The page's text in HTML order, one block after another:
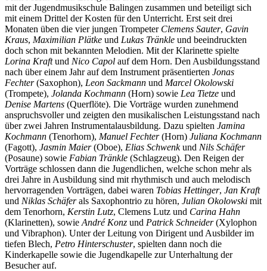
mit der Jugendmusikschule Balingen zusammen und beteiligt sich
mit einem Drittel der Kosten für den Unterricht. Erst seit drei
Monaten üben die vier jungen TrompeterClemens Sauter, Gavin
Kraus, Maximilian Plätke und Lukas Tränkle und beeindruckten
doch schon mit bekannten Melodien. Mit der Klarinette spielte
Lorina Kraftund Nico Capol auf dem Horn. Den Ausbildungsstand
nach über einem Jahr auf dem Instrument präsentierten Jonas
Fechter(Saxophon), Leon Sackmann und Marcel Okolowski
(Trompete), Jolanda Kochmann (Horn) sowie Lea Tietze und
Denise Martens (Querflöte). Die Vorträge wurden zunehmend
anspruchsvoller und zeigten den musikalischen Leistungsstand nach
über zwei Jahren Instrumentalausbildung. Dazu spielten Jamina
Kochmann (Tenorhorn), Manuel Fechter(Horn) Juliana Kochmann
(Fagott), Jasmin Maier(Oboe), Elias Schwenkund Nils Schäfer
(Posaune) sowie Fabian Tränkle (Schlagzeug). Den Reigen der
Vorträge schlossen dann die Jugendlichen, welche schon mehr als
drei Jahre in Ausbildung sind mit rhythmisch und auch melodisch
hervorragenden Vorträgen, dabei waren Tobias Hettinger, Jan Kraft
und Niklas Schäferals Saxophontrio zu hören, Julian Okolowski mit
dem Tenorhorn, Kerstin Lutz, Clemens Lutz und Carina Hahn
(Klarinetten), sowie André Konz und Patrick Schneider(Xylophon
und Vibraphon). Unter der Leitung von Dirigent und Ausbilder im
tiefen Blech, Petro Hinterschuster, spielten dann noch die
Kinderkapelle sowie die Jugendkapelle zur Unterhaltung der
Besucher auf.